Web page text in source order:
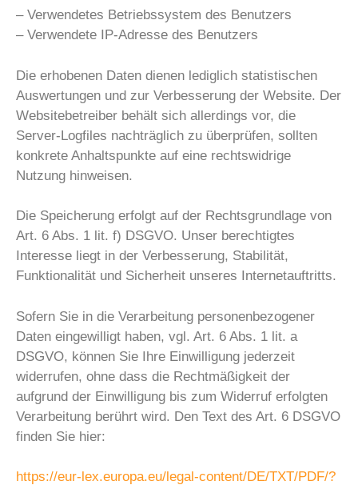
– Verwendetes Betriebssystem des Benutzers
– Verwendete IP-Adresse des Benutzers
Die erhobenen Daten dienen lediglich statistischen
Auswertungen und zur Verbesserung der Website. Der
Websitebetreiber behält sich allerdings vor, die
Server-Logfiles nachträglich zu überprüfen, sollten
konkrete Anhaltspunkte auf eine rechtswidrige
Nutzung hinweisen.
Die Speicherung erfolgt auf der Rechtsgrundlage von
Art. 6 Abs. 1 lit. f) DSGVO. Unser berechtigtes
Interesse liegt in der Verbesserung, Stabilität,
Funktionalität und Sicherheit unseres Internetauftritts.
Sofern Sie in die Verarbeitung personenbezogener
Daten eingewilligt haben, vgl. Art. 6 Abs. 1 lit. a
DSGVO, können Sie Ihre Einwilligung jederzeit
widerrufen, ohne dass die Rechtmäßigkeit der
aufgrund der Einwilligung bis zum Widerruf erfolgten
Verarbeitung berührt wird. Den Text des Art. 6 DSGVO
finden Sie hier:
https://eur-lex.europa.eu/legal-content/DE/TXT/PDF/?